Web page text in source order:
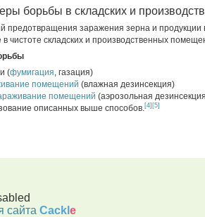
борьбы в складских и
предотвращения заражения зерна и
чистоте складских и производственных
(фумигация, газация)
помещений (влажная дезинсекция)
помещений (аэрозольная
описанных выше способов.[4] [5]
сайта Cackl e